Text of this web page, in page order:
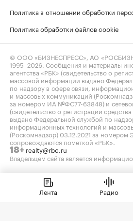
Политика в отношении обработки
Политика обработки файлов cookie
© ООО «БИЗНЕСПРЕСС», АО
1995–2026 . Сообщения и материалы
агентства «РБК» (свидетельство о
массовой информации выдано
по надзору в сфере связи,
и массовых коммуникаций
за номером ИА №ФС77-63848) и
(свидетельство о регистрации
выдано Федеральной службой по
информационных технологий и
(Роскомнадзор) 03.12.2021 за
сопровождаются пометкой «РБК».
18+ realty@rbc.ru
Владельцем сайта является
Мосбиржа
Индексы облигаций предоставлены
Лента Радио